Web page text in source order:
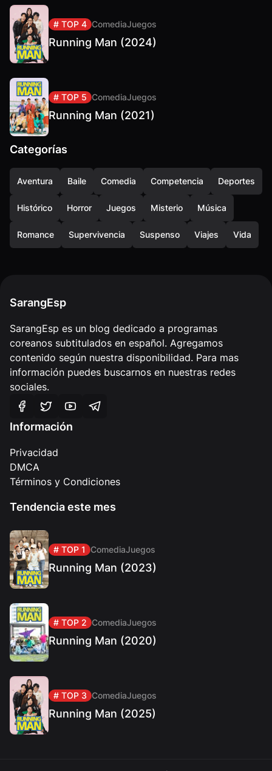
# TOP 4 ComediaJuegos
Running Man (2024)
# TOP 5 ComediaJuegos
Running Man (2021)
Categorías
Aventura Baile Comedia Competencia Deportes
Histórico Horror Juegos Misterio Música
Romance Supervivencia Suspenso Viajes Vida
SarangEsp
SarangEsp es un blog dedicado a programas
coreanos subtitulados en español. Agregamos
contenido según nuestra disponibilidad. Para mas
información puedes buscarnos en nuestras redes
sociales.
Información
Privacidad
DMCA
Términos y Condiciones
Tendencia este mes
# TOP 1 ComediaJuegos
Running Man (2023)
# TOP 2 ComediaJuegos
Running Man (2020)
# TOP 3 ComediaJuegos
Running Man (2025)